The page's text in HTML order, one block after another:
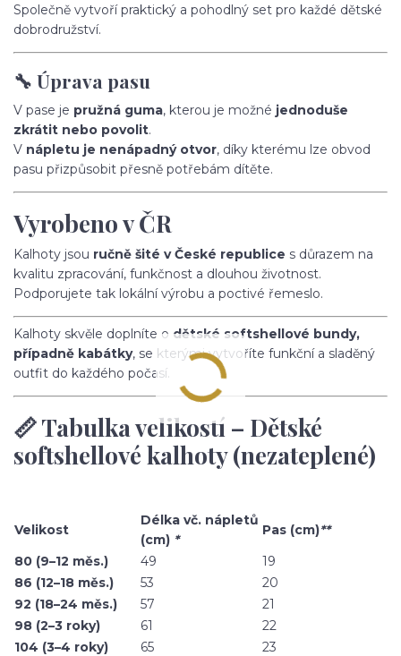
Společně vytvoří praktický a pohodlný set pro každé dětské
dobrodružství.
🔧 Úprava pasu
V pase je pružná guma, kterou je možné jednoduše
zkrátit nebo povolit.
V nápletu je nenápadný otvor, díky kterému lze obvod
pasu přizpůsobit přesně potřebám dítěte.
Vyrobeno v ČR
Kalhoty jsou ručně šité v České republice s důrazem na
kvalitu zpracování, funkčnost a dlouhou životnost.
Podporujete tak lokální výrobu a poctivé řemeslo.
Kalhoty skvěle doplníte o dětské softshellové bundy,
případně kabátky, se kterými vytvoříte funkční a sladěný
outfit do každého počasí.
📏 Tabulka velikostí – Dětské
softshellové kalhoty (nezateplené)
Velikost
Délka vč. nápletů
(cm) *
Pas (cm)**
80 (9–12 měs.)
49
19
86 (12–18 měs.)
53
20
92 (18–24 měs.)
57
21
98 (2–3 roky)
61
22
104 (3–4 roky)
65
23